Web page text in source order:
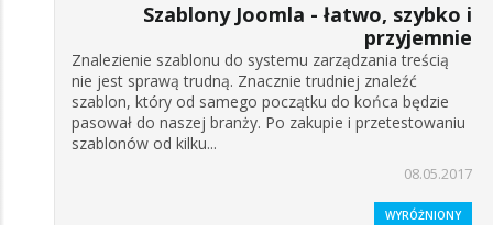
Szablony Joomla - łatwo, szybko i
przyjemnie
Znalezienie szablonu do systemu zarządzania treścią
nie jest sprawą trudną. Znacznie trudniej znaleźć
szablon, który od samego początku do końca będzie
pasował do naszej branży. Po zakupie i przetestowaniu
szablonów od kilku...
08.05.2017
WYRÓŻNIONY